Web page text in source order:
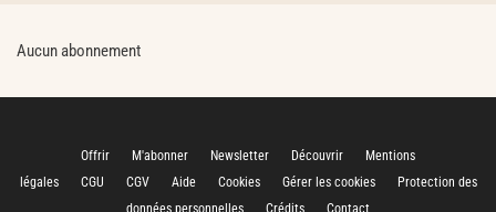
Aucun abonnement
Offrir M'abonner Newsletter Découvrir
Mentions
légales
CGU CGV Aide Cookies Gérer les cookies
Protection des